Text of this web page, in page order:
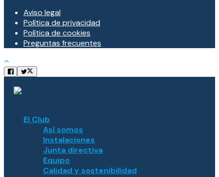
Aviso legal
Política de privacidad
Política de cookies
Preguntas frecuentes
El Club
Así somos
Instalaciones
Junta directiva
Equipo
Calidad y sostenibilidad